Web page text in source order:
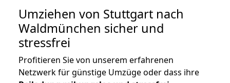
Umziehen von Stuttgart nach
Waldmünchen sicher und
stressfrei
Profitieren Sie von unserem erfahrenen
Netzwerk für günstige Umzüge oder dass ihre